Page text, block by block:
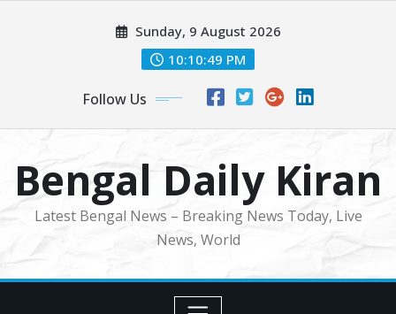
Sunday, 9 August 2026
10:10:51 PM
Follow Us
Bengal Daily Kiran
Latest Bengal News – Breaking News Today, Live
News, World